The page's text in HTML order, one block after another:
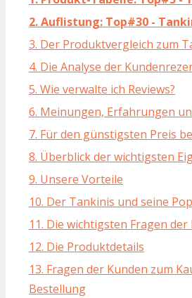
2. Auflistung: Top#30 -
3. Der Produktvergleich zum
4. Die Analyse der
5. Wie verwalte ich Reviews?
6. Meinungen, Erfahrungen
7. Für den günstigsten Preis
8. Überblick der wichtigsten
9. Unsere Vorteile
10. Der Tankinis und seine
11. Die wichtigsten Fragen der
12. Die Produktdetails
13. Fragen der Kunden zum
Bestellung